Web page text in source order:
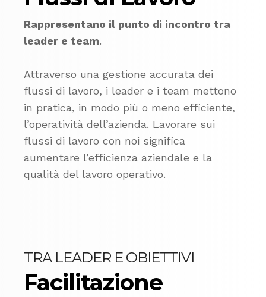
Rappresentano il punto di incontro tra
leader e team.
Attraverso una gestione accurata dei
flussi di lavoro, i leader e i team mettono
in pratica, in modo più o meno efficiente,
l’operatività dell’azienda. Lavorare sui
flussi di lavoro con noi significa
aumentare l’efficienza aziendale e la
qualità del lavoro operativo.
TRA LEADER E OBIETTIVI
Facilitazione